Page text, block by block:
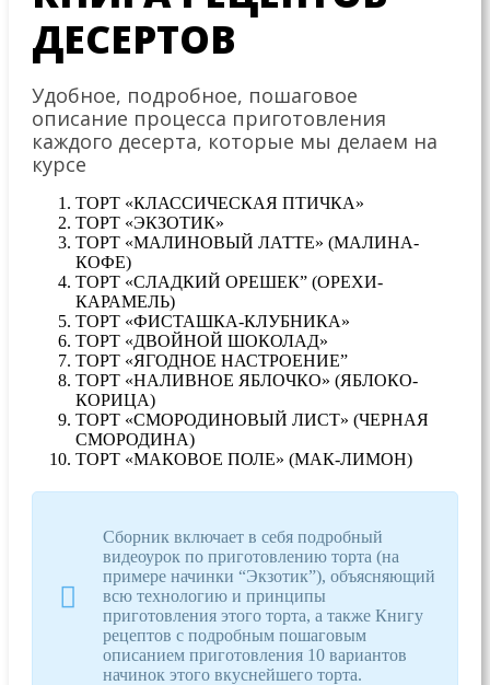
ДЕСЕРТОВ
Удобное, подробное, пошаговое
описание процесса приготовления
каждого десерта, которые мы делаем на
курсе
ТОРТ «КЛАССИЧЕСКАЯ ПТИЧКА»
ТОРТ «ЭКЗОТИК»
ТОРТ «МАЛИНОВЫЙ ЛАТТЕ» (МАЛИНА-
КОФЕ)
ТОРТ «СЛАДКИЙ ОРЕШЕК” (ОРЕХИ-
КАРАМЕЛЬ)
ТОРТ «ФИСТАШКА-КЛУБНИКА»
ТОРТ «ДВОЙНОЙ ШОКОЛАД»
ТОРТ «ЯГОДНОЕ НАСТРОЕНИЕ”
ТОРТ «НАЛИВНОЕ ЯБЛОЧКО» (ЯБЛОКО-
КОРИЦА)
ТОРТ «СМОРОДИНОВЫЙ ЛИСТ» (ЧЕРНАЯ
СМОРОДИНА)
ТОРТ «МАКОВОЕ ПОЛЕ» (МАК-ЛИМОН)
Сборник включает в себя подробный
видеоурок по приготовлению торта (на
примере начинки “Экзотик”), объясняющий
всю технологию и принципы
приготовления этого торта, а также Книгу
рецептов с подробным пошаговым
описанием приготовления 10 вариантов
начинок этого вкуснейшего торта.